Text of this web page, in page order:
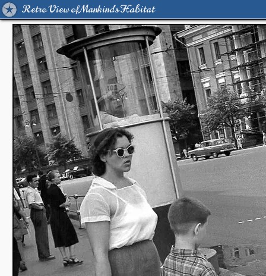
Retro View of Mankind's Habitat